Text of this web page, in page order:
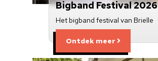
Bigband Festival 2026
Het bigband festival van Brielle
Ontdek meer